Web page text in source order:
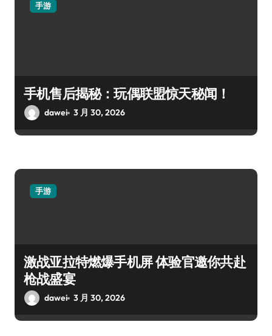
手游
手机售后揭秘：玩偶联盟惊天秘闻！
dawei 3 月 30, 2026
手游
激战亚拉特燃爆手机屏 体验官邀你共赴
枪战盛宴
dawei 3 月 30, 2026